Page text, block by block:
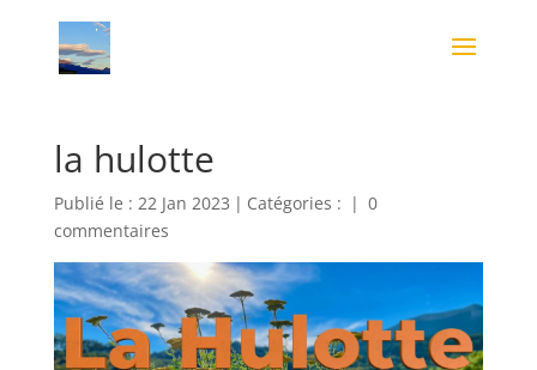
la hulotte
Publié le : 22 Jan 2023 | Catégories : | 0
commentaires